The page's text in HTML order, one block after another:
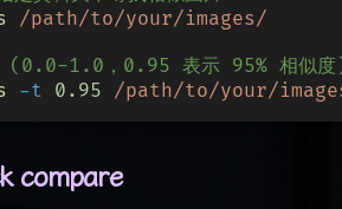
/path/to/your/images/
(0.0-1.0，0.95 表示 95% 相似度
-t 0.95 /path/to/your/
compare